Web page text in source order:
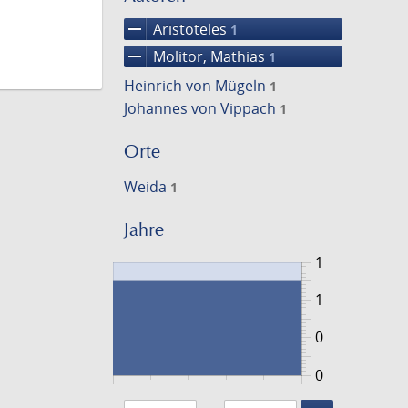
remove Aristoteles 1
remove Molitor, Mathias 1
Heinrich von Mügeln 1
Johannes von Vippach 1
Orte
Weida 1
Jahre
0
1
0
1
1463
1464